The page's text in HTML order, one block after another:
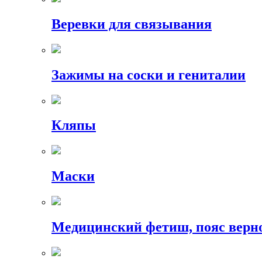
Веревки для связывания
Зажимы на соски и гениталии
Кляпы
Маски
Медицинский фетиш, пояс